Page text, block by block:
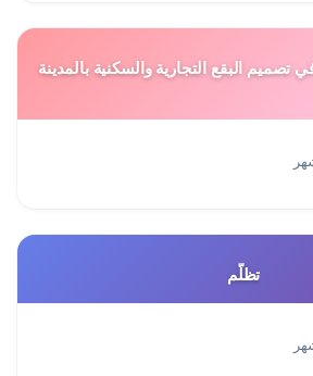
تصميم البقع التجارية والسكنية بالمدينة
تظلّم